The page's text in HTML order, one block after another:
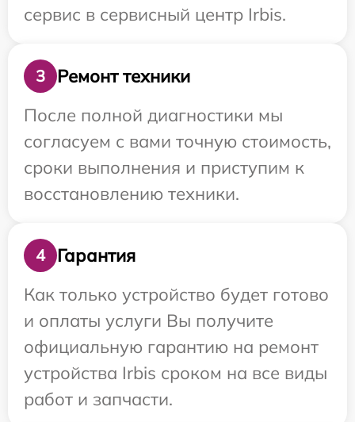
сервис в сервисный центр Irbis.
3
Ремонт техники
После полной диагностики мы
согласуем с вами точную стоимость,
сроки выполнения и приступим к
восстановлению техники.
4
Гарантия
Как только устройство будет готово
и оплаты услуги Вы получите
официальную гарантию на ремонт
устройства Irbis сроком на все виды
работ и запчасти.